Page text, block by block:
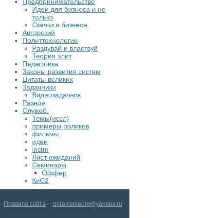
Идеи для бизнеса и не
только
Скачки в бизнесе
Авторский
Политтехнологии
Раздувай и властвуй
Теория элит
​Педагогика
Законы развития систем
Цитаты великих
Задачники
Видеозадачник
Разное
Служеб.
Темы(иссл)
примеры роликов
фильмы
идеи
instm
Лист ожиданий
Семинары
Оффер
КиС2
Правила сайта upravlenieorg@yandex.ru